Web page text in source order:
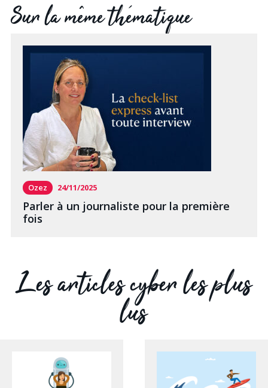
Sur la même thématique
Ozez 24/11/2025
Parler à un journaliste pour la première
fois
Les articles cyber les plus
lus